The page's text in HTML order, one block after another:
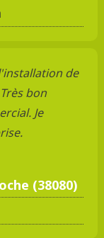
de
bon
Je
(38080)